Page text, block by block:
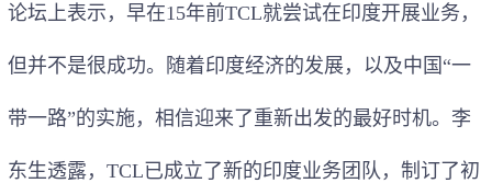
论坛上表示，早在15年前TCL就尝试在印度开展业务，
但并不是很成功。随着印度经济的发展，以及中国“一
带一路”的实施，相信迎来了重新出发的最好时机。李
东生透露，TCL已成立了新的印度业务团队，制订了初